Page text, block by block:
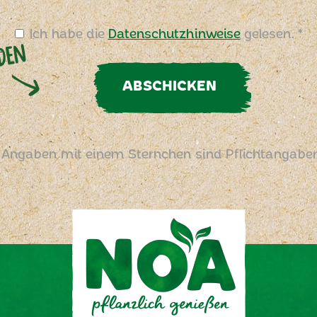
Ich habe dieDatenschutzhinweisegelesen. *
ABSCHICKEN
mit einem Sternchen sind